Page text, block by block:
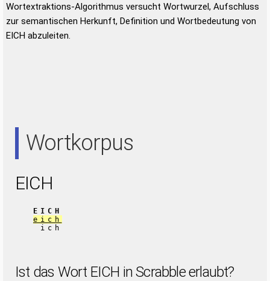
Wortextraktions-Algorithmus versucht Wortwurzel, Aufschluss
zur semantischen Herkunft, Definition und Wortbedeutung von
EICH abzuleiten.
Wortkorpus
EICH
EICH
eich
ich
Ist das Wort EICH in Scrabble erlaubt?